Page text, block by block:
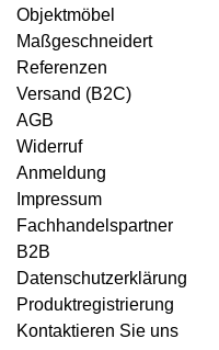
Objektmöbel
Maßgeschneidert
Referenzen
Versand (B2C)
AGB
Widerruf
Anmeldung
Impressum
Fachhandelspartner
B2B
Datenschutzerklärung
Produktregistrierung
Kontaktieren Sie uns